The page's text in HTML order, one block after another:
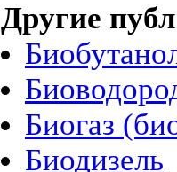
Другие
Биогаз
Биодизель